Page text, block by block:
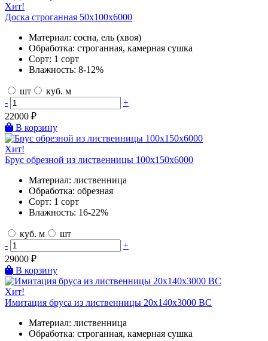
Хит!
Доска строганная 50х100х6000
Материал: сосна, ель (хвоя)
Обработка: строганная, камерная сушка
Сорт: 1 сорт
Влажность: 8-12%
шт
куб. м
-
+
22000 ₽
В корзину
Хит!
Брус обрезной из лиственницы 100х150х6000
Материал: лиственница
Обработка: обрезная
Сорт: 1 сорт
Влажность: 16-22%
куб. м
шт
-
+
29000 ₽
В корзину
Хит!
Имитация бруса из лиственницы 20х140х3000 BC
Материал: лиственница
Обработка: строганная, камерная сушка